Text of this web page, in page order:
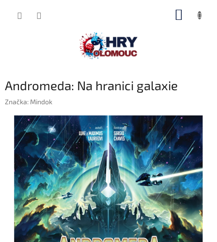
Andromeda: Na hranici galaxie
Značka: Mindok